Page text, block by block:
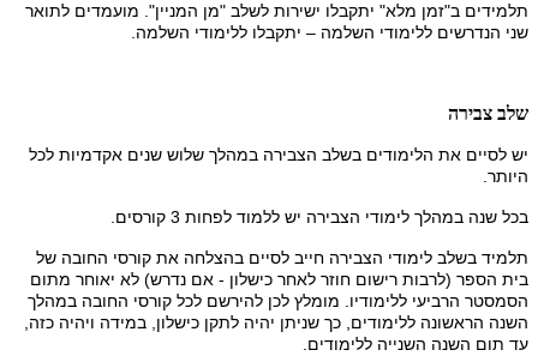
תלמידים ב"זמן מלא" יתקבלו ישירות לשלב "מן המניין". מועמדים לתואר
שני הנדרשים ללימודי השלמה – יתקבלו ללימודי השלמה.
שלב צבירה
יש לסיים את הלימודים בשלב הצבירה במהלך שלוש שנים אקדמיות לכל
היותר.
בכל שנה במהלך לימודי הצבירה יש ללמוד לפחות 3 קורסים.
תלמיד בשלב לימודי הצבירה חייב לסיים בהצלחה את קורסי החובה של
בית הספר (לרבות רישום חוזר לאחר כישלון - אם נדרש) לא יאוחר מתום
הסמסטר הרביעי ללימודיו. מומלץ לכן להירשם לכל קורסי החובה במהלך
השנה הראשונה ללימודים, כך שניתן יהיה לתקן כישלון, במידה ויהיה כזה,
עד תום השנה השנייה ללימודים.